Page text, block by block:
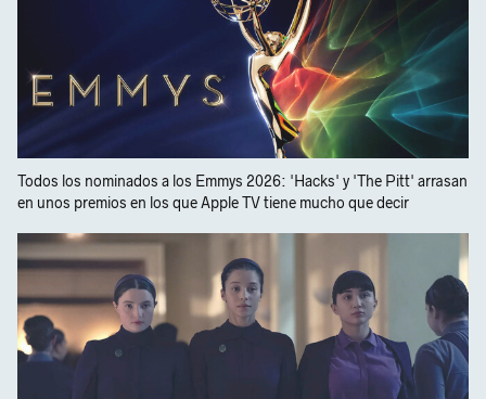
Todos los nominados a los Emmys 2026: 'Hacks' y 'The Pitt' arrasan
en unos premios en los que Apple TV tiene mucho que decir